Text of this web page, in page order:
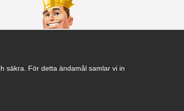
säkra. För detta ändamål samlar vi in